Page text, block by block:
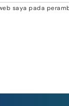
saya pada